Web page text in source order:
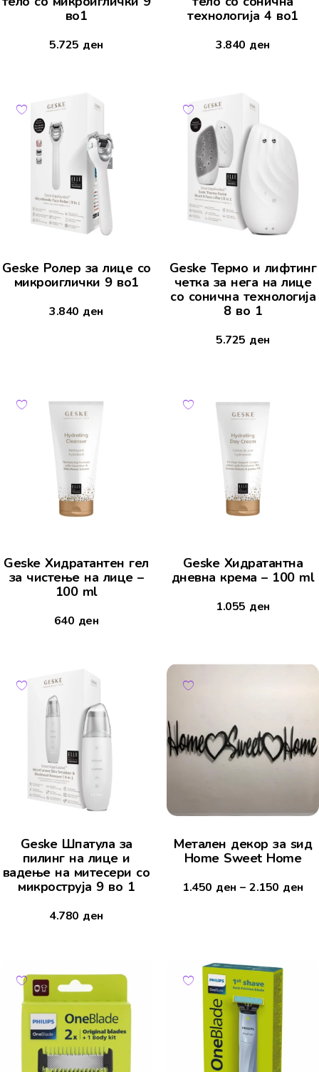
во1
5.725 ден
технологија 4 во1
3.840 ден
Geske Ролер за лице со
микроиглички 9 во1
3.840 ден
Geske Термо и лифтинг
четка за нега на лице
со сонична технологија
8 во 1
5.725 ден
Geske Хидратантен гел
за чистење на лице –
100 ml
640 ден
Geske Хидратантна
дневна крема – 100 ml
1.055 ден
Geske Шпатула за
пилинг на лице и
вадење на митесери со
микроструја 9 во 1
4.780 ден
Mетален декор за ѕид
Home Sweet Home
1.450 ден –2.150 ден